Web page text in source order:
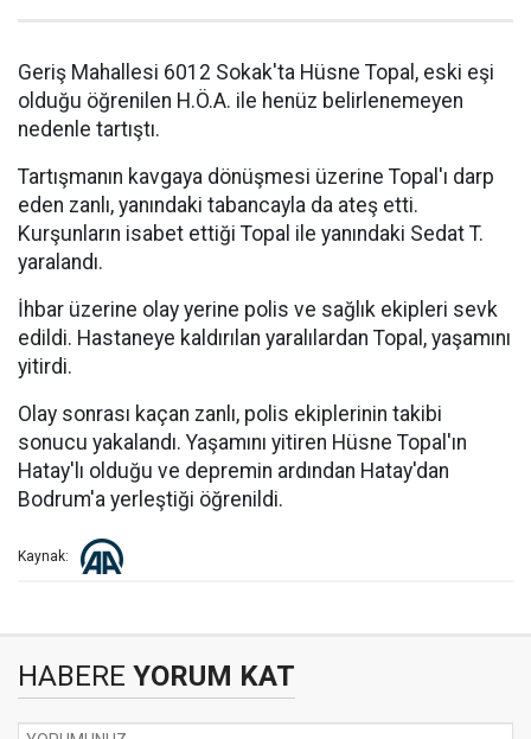
Geriş Mahallesi 6012 Sokak'ta Hüsne Topal, eski eşi
olduğu öğrenilen H.Ö.A. ile henüz belirlenemeyen
nedenle tartıştı.
Tartışmanın kavgaya dönüşmesi üzerine Topal'ı darp
eden zanlı, yanındaki tabancayla da ateş etti.
Kurşunların isabet ettiği Topal ile yanındaki Sedat T.
yaralandı.
İhbar üzerine olay yerine polis ve sağlık ekipleri sevk
edildi. Hastaneye kaldırılan yaralılardan Topal, yaşamını
yitirdi.
Olay sonrası kaçan zanlı, polis ekiplerinin takibi
sonucu yakalandı. Yaşamını yitiren Hüsne Topal'ın
Hatay'lı olduğu ve depremin ardından Hatay'dan
Bodrum'a yerleştiği öğrenildi.
Kaynak:
HABERE YORUM KAT